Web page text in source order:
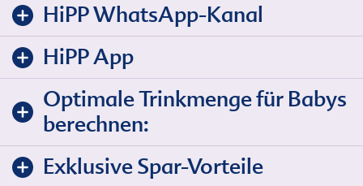
HiPP WhatsApp-Kanal
HiPP App
Optimale Trinkmenge für Babys
berechnen:
Exklusive Spar-Vorteile